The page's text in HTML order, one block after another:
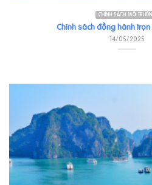
CHÍNH SÁCH MÔI
Chính sách đồng hành trọn
14/05/2025